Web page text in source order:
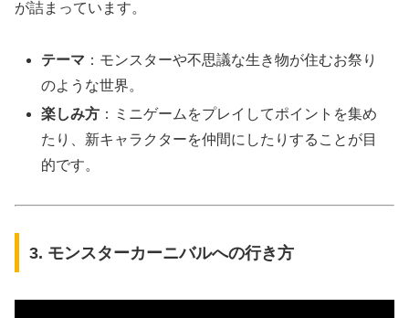
が詰まっています。
テーマ ：モンスターや不思議な生き物が住むお祭り
のような世界。
楽しみ方 ：ミニゲームをプレイしてポイントを集め
たり、新キャラクターを仲間にしたりすることが目
的です。
3. モンスターカーニバルへの行き方